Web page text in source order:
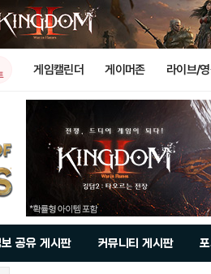
게임캘린더 게이머존 라이브/
공유 게시판 커뮤니티 게시판